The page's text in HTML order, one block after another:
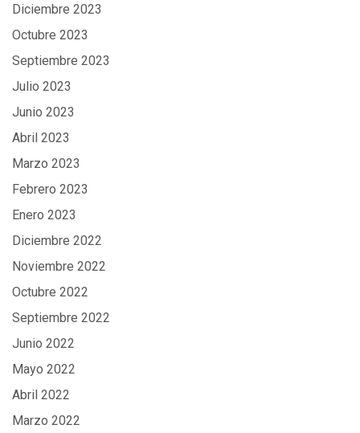
Diciembre 2023
Octubre 2023
Septiembre 2023
Julio 2023
Junio 2023
Abril 2023
Marzo 2023
Febrero 2023
Enero 2023
Diciembre 2022
Noviembre 2022
Octubre 2022
Septiembre 2022
Junio 2022
Mayo 2022
Abril 2022
Marzo 2022